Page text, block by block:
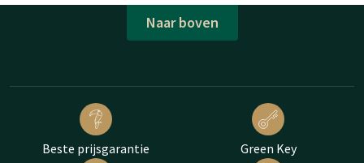
Naar boven
Beste prijsgarantie Green Key